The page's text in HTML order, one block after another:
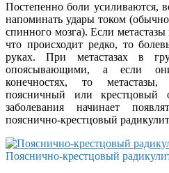
Постепенно боли усиливаются,
напоминать удары током
спинного мозга). Если
что происходит редко, то
руках. При метастазах в
опоясывающими, а если
конечностях, то
поясничный или крестцовый
заболевания начинает
пояснично-крестцовый
Пояснично-крестцовый